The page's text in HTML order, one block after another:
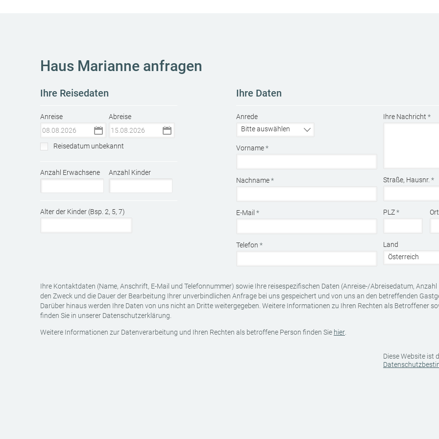
Haus Marianne anfragen
Ihre Reisedaten
Anreise Abreise
Reisedatum unbekannt
Anzahl Erwachsene Anzahl Kinder
Alter der Kinder (Bsp. 2, 5, 7)
Ihre Daten
Anrede
Vorname*
Nachname*
E-Mail *
Telefon *
Ihre Nachricht *
Straße, Hausnr. *
PLZ*
Land
Ihre Kontaktdaten (Name, Anschrift, E-Mail und Telefonnummer) sowie Ihre reisespezifischen Daten (Anreise-/Abreisedatum,
den Zweck und die Dauer der Bearbeitung Ihrer unverbindlichen Anfrage bei uns gespeichert und von uns an den betreffenden
Darüber hinaus werden Ihre Daten von uns nicht an Dritte weitergegeben. Weitere Informationen zu Ihren Rechten als Betroffener
finden Sie in unserer Datenschutzerklärung.
Weitere Informationen zur Datenverarbeitung und Ihren Rechten als betroffene Person finden Sie hier
Diese Website ist